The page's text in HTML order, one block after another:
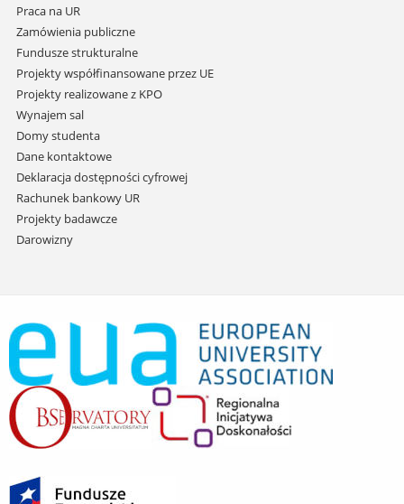
Praca na UR
Zamówienia publiczne
Fundusze strukturalne
Projekty współfinansowane przez UE
Projekty realizowane z KPO
Wynajem sal
Domy studenta
Dane kontaktowe
Deklaracja dostępności cyfrowej
Rachunek bankowy UR
Projekty badawcze
Darowizny